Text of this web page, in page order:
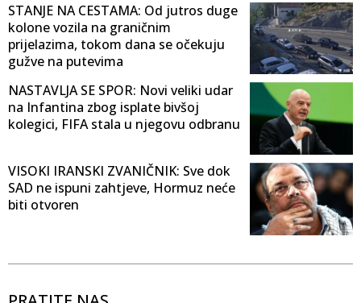
STANJE NA CESTAMA: Od jutros duge
kolone vozila na graničnim
prijelazima, tokom dana se očekuju
gužve na putevima
NASTAVLJA SE SPOR: Novi veliki udar
na Infantina zbog isplate bivšoj
kolegici, FIFA stala u njegovu odbranu
VISOKI IRANSKI ZVANIČNIK: Sve dok
SAD ne ispuni zahtjeve, Hormuz neće
biti otvoren